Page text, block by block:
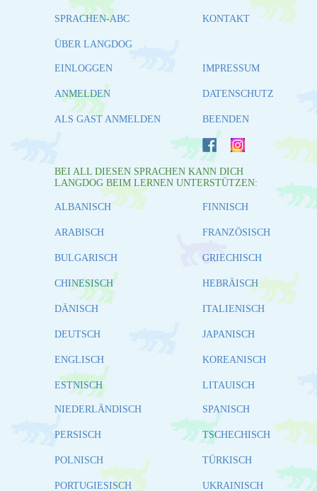
SPRACHEN-ABC
ÜBER LANGDOG
KONTAKT
EINLOGGEN
ANMELDEN
ALS GAST ANMELDEN
IMPRESSUM
DATENSCHUTZ
BEENDEN
BEI ALL DIESEN SPRACHEN KANN DICH
LANGDOG BEIM LERNEN UNTERSTÜTZEN:
ALBANISCH
ARABISCH
BULGARISCH
CHINESISCH
DÄNISCH
DEUTSCH
ENGLISCH
ESTNISCH
FINNISCH
FRANZÖSISCH
GRIECHISCH
HEBRÄISCH
ITALIENISCH
JAPANISCH
KOREANISCH
LITAUISCH
NIEDERLÄNDISCH
PERSISCH
POLNISCH
PORTUGIESISCH
SPANISCH
TSCHECHISCH
TÜRKISCH
UKRAINISCH